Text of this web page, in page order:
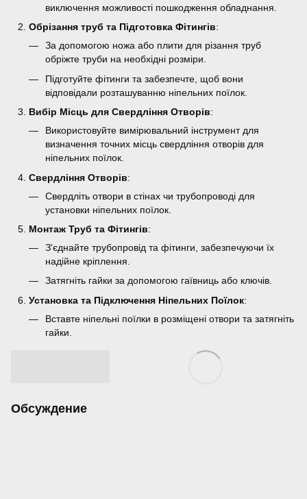
виключення можливості пошкодження обладнання.
Обрізання труб та Підготовка Фітингів:
За допомогою ножа або плити для різання труб
обріжте труби на необхідні розміри.
Підготуйте фітинги та забезпечте, щоб вони
відповідали розташуванню ніпельних поїлок.
Вибір Місць для Свердління Отворів:
Використовуйте вимірювальний інструмент для
визначення точних місць свердління отворів для
ніпельних поїлок.
Свердління Отворів:
Свердліть отвори в стінах чи трубопроводі для
установки ніпельних поїлок.
Монтаж Труб та Фітингів:
З'єднайте трубопровід та фітинги, забезпечуючи їх
надійне кріплення.
Затягніть гайки за допомогою гаївниць або ключів.
Установка та Підключення Ніпельних Поїлок:
Вставте ніпельні поїлки в розміщені отвори та затягніть
гайки.
Обсуждение